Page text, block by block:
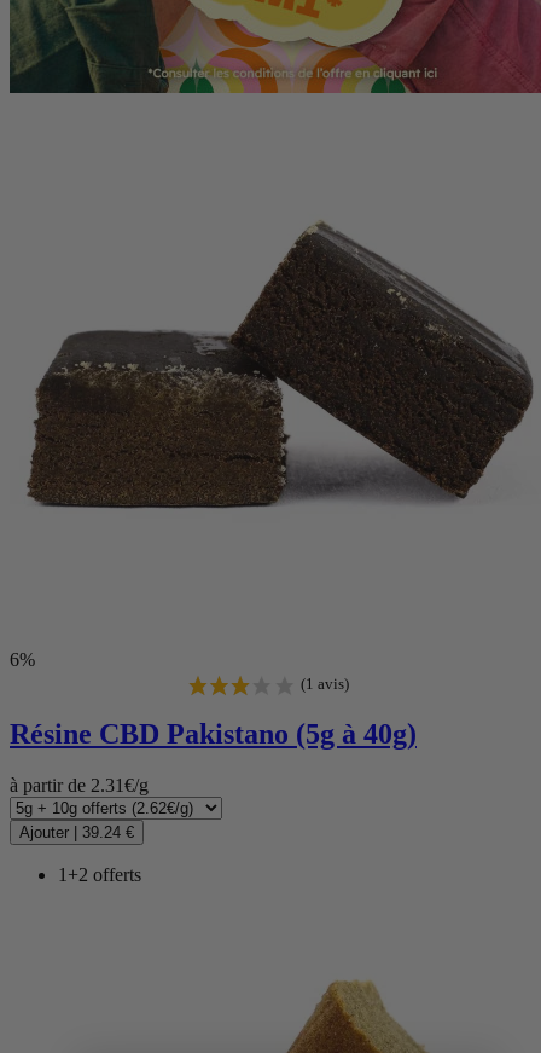
(22 avis)
6%
Résine CBD Pakistano (5g à 40g)
à partir de 2.31€/g
Ajouter 39.24 €
1+2 offerts